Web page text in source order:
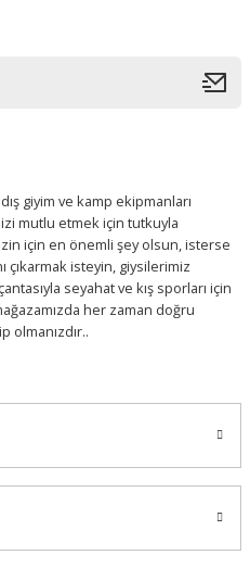
giyim ve kamp ekipmanları
mutlu etmek için tutkuyla
için en önemli şey olsun, isterse
çıkarmak isteyin, giysilerimiz
seyahat ve kış sporları için
her zaman doğru
olmanızdır..